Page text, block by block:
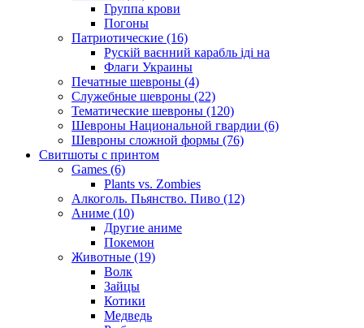
Группа крови
Погоны
Патриотические (16)
Рускій ваєнний карабль іді на
Флаги Украины
Печатные шевроны (4)
Служебные шевроны (22)
Тематические шевроны (120)
Шевроны Национальной гвардии (6)
Шевроны сложной формы (76)
Свитшоты с принтом
Games (6)
Plants vs. Zombies
Алкоголь. Пьянство. Пиво (12)
Аниме (10)
Другие аниме
Покемон
Животные (19)
Волк
Зайцы
Котики
Медведь